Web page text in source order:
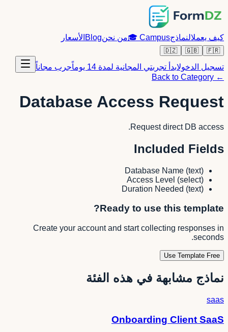
كيف يعملالنماذجCampus
🎓من نحنBlog الأسعار
🇫🇷
🇬🇧
🇩🇿
تسجيل الدخولابدأ تجربتي المجانية لمدة 14 يوماً
جرب مجاناً
← Back to Category
Database Access Request
Request direct DB access.
Included Fields
Database Name (text)
Access Level (select)
Duration Needed (text)
Ready to use this template?
Create your account and start collecting responses in
seconds.
Use Template Free
نماذج مشابهة في هذه الفئة
saas
Onboarding Client SaaS